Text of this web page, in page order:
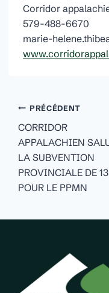
Corridor
579-488-6670
marie-
Navigation
de
l'article
PRÉCÉDENT
CORRIDOR
APPALACHIEN
LA SUBVENTION
PROVINCIALE DE
POUR LE PPMN